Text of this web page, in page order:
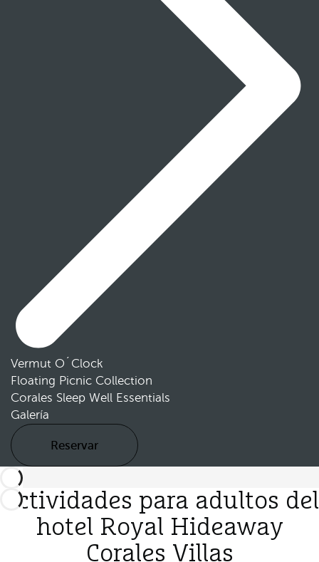
Vermut O´Clock
Floating Picnic Collection
Corales Sleep Well Essentials
Galería
Reservar
Actividades para adultos del
hotel Royal Hideaway
Corales Villas